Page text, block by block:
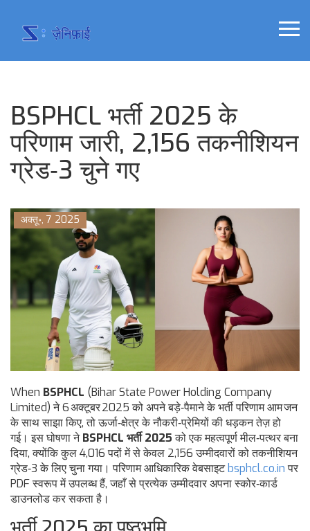
BSPHCL भर्ती 2025 के
परिणाम जारी, 2,156 तकनीशियन
ग्रेड‑3 चुने गए
अक्तू॰, 7 2025
When BSPHCL (Bihar State Power Holding Company
Limited) ने 6 अक्टूबर 2025 को अपने बड़े‑पैमाने के भर्ती परिणाम आम जन
के साथ साझा किए, तो ऊर्जा‑क्षेत्र के नौकरी‑प्रेमियों की धड़कन तेज़ हो
गई। इस घोषणा नेBSPHCL भर्ती 2025को एक महत्वपूर्ण मील‑पत्थर बना
दिया, क्योंकि कुल 4,016 पदों में से केवल 2,156 उम्मीदवारों को तकनीशियन
ग्रेड‑3 के लिए चुना गया। परिणाम आधिकारिक वेबसाइटbsphcl.co.inपर
PDF स्वरूप में उपलब्ध हैं, जहाँ से प्रत्येक उम्मीदवार अपना स्कोर‑कार्ड
डाउनलोड कर सकता है।